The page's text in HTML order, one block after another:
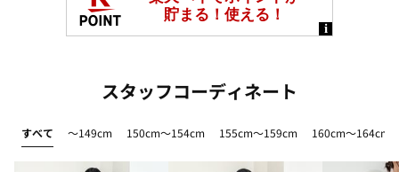
スタッフコーディネート
すべて ～149cm 150cm～154cm 155cm～159cm 160cm～164cm